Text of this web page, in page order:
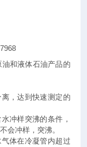
和液体石油产品的
，达到快速测定的
冲样突沸的条件，
会冲样，突沸。
体在冷凝管内超过